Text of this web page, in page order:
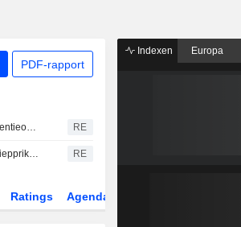
PDF-rapport
Novavax verhoogt omzetprognose nu licentieovereenkomsten zwakke vraag naar vaccins compenseren RE
Amerikaanse FDA keurt eerste mRNA-griepprik van Moderna goed RE
Ratings Agenda
Indexen Europa